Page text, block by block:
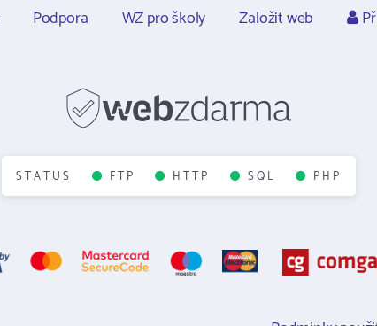
Podpora WZ pro školy Založit web
STATUS FTP HTTP SQL PHP